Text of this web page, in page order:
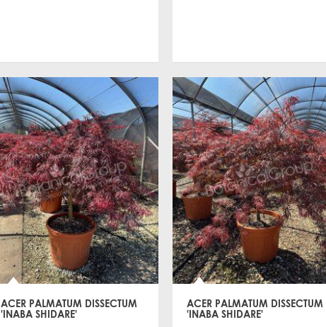
Meer informatie Meer informatie
ACER PALMATUM DISSECTUM
'INABA SHIDARE'
ACER PALMATUM DISSECTUM
'INABA SHIDARE'